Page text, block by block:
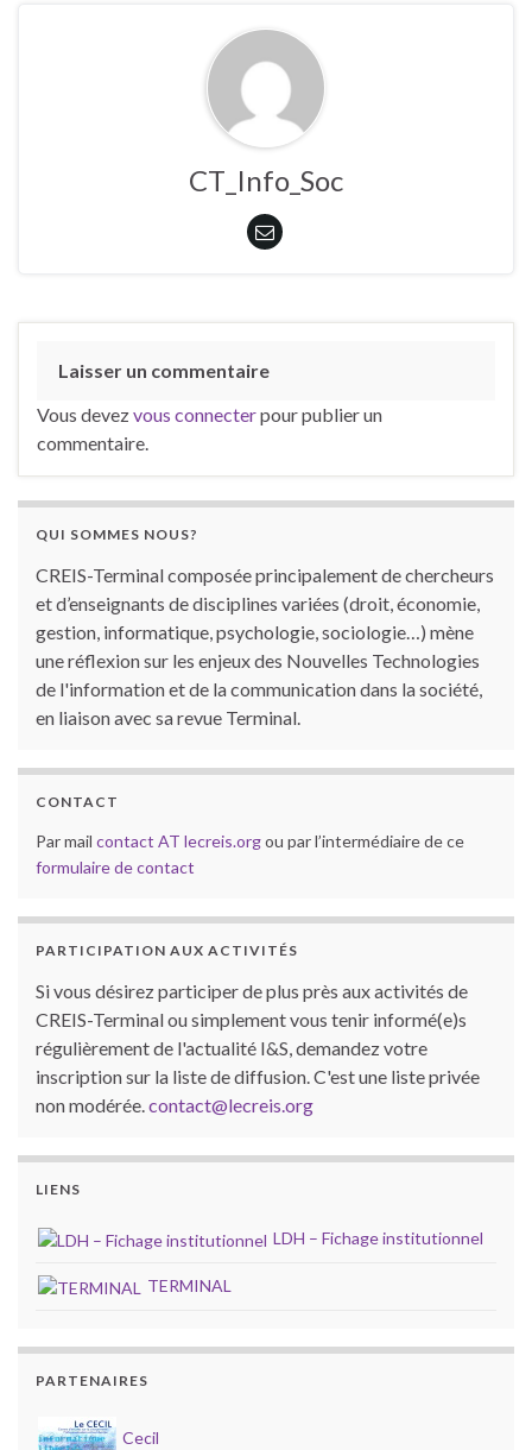
CT_Info_Soc
Laisser un commentaire
Vous devezvous connecterpour publier un
commentaire.
QUI SOMMES NOUS?
CREIS-Terminal composée principalement de chercheurs
et d’enseignants de disciplines variées (droit, économie,
gestion, informatique, psychologie, sociologie…) mène
une réflexion sur les enjeux des Nouvelles Technologies
de l'information et de la communication dans la société,
en liaison avec sa revue Terminal.
CONTACT
Par mail contact AT lecreis.orgou par l’intermédiaire de ce
formulaire de contact
PARTICIPATION AUX ACTIVITÉS
Si vous désirez participer de plus près aux activités de
CREIS-Terminal ou simplement vous tenir informé(e)s
régulièrement de l'actualité I&S, demandez votre
inscription sur la liste de diffusion. C'est une liste privée
non modérée.contact@lecreis.org
LIENS
LDH – Fichage institutionnel
TERMINAL
PARTENAIRES
Cecil